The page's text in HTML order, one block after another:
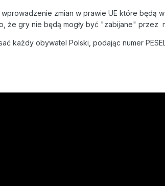
zmian w prawie UE które
że gry nie będą mogły być "zabijane" przez
każdy obywatel Polski, podając numer